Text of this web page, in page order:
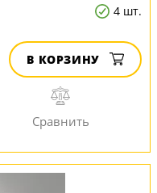
4 шт.
В КОРЗИНУ